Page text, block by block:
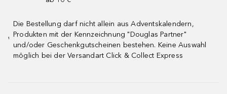
¹
Die Bestellung darf nicht allein aus Adventskalendern,
Produkten mit der Kennzeichnung "Douglas Partner"
und/oder Geschenkgutscheinen bestehen. Keine Auswahl
möglich bei der Versandart Click & Collect Express